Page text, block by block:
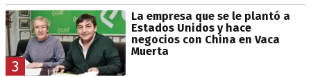
3
La empresa que se le plantó a
Estados Unidos y hace
negocios con China en Vaca
Muerta